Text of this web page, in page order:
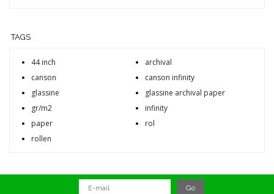
TAGS
44 inch
archival
canson
canson infinity
glassine
glassine archival paper
gr/m2
infinity
paper
rol
rollen